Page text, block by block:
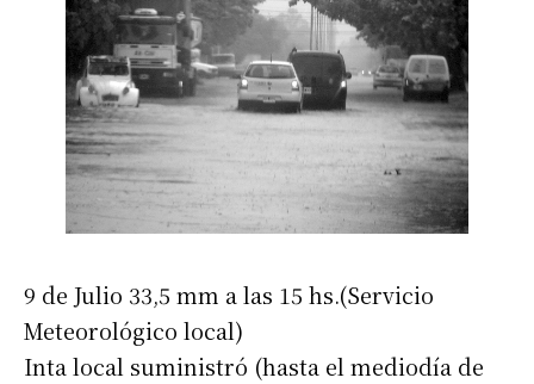
9 de Julio 33,5 mm a las 15 hs.(Servicio
Meteorológico local)
Inta local suministró (hasta el mediodía de